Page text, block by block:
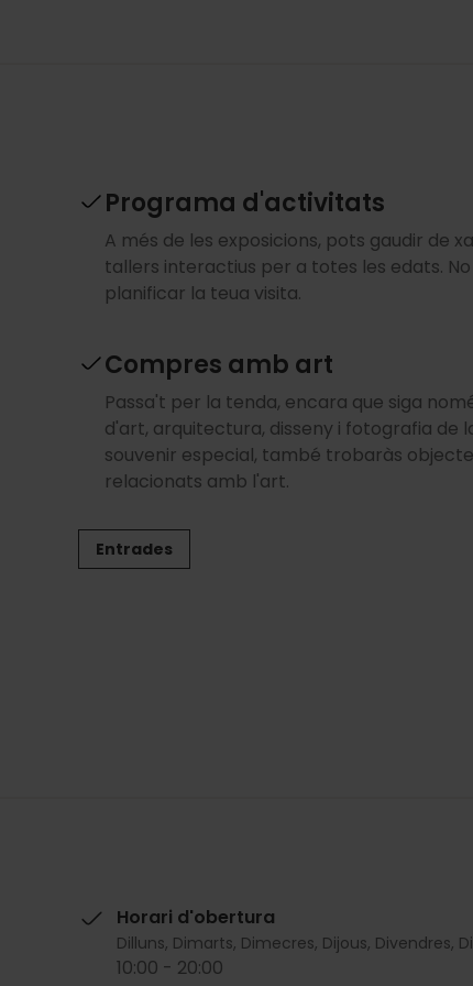
Programa d'activitats
A més de les exposicions, pots gaudir de
tallers interactius per a totes les edats.
planificar la teua visita.
Compres amb art
Passa't per la tenda, encara que siga
d'art, arquitectura, disseny i fotografia de
souvenir especial, també trobaràs
relacionats amb l'art.
Entrades
Horari d'obertura
Dilluns, Dimarts, Dimecres, Dijous, Divendres,
10:00 - 20:00